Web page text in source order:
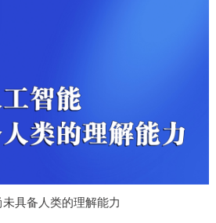
具备人类的理解能力